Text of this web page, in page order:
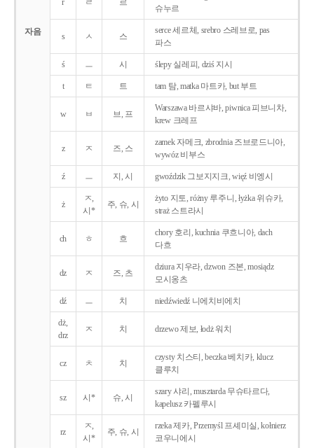
자음
r ㄹ 르
슈누르
s ㅅ 스
serce 세르체, srebro 스레브로, pas
파스
ś ㅡ 시 ślepy 실레피, dziś 지시
t ㅌ 트 tam 탐, matka 마트카, but 부트
w ㅂ 브, 프
Warszawa 바르샤바, piwnica 피브니차,
krew 크레프
z ㅈ 즈, 스
zamek 자메크, zbrodnia 즈브로드니아,
wywóz 비부스
ź ㅡ 지, 시 gwoździk 그보지지크, więź 비엥시
ż
ㅈ,
시*
주, 슈, 시
żyto 지토, różny 루주니, łyżka 위슈카,
straż 스트라시
ch ㅎ 흐
chory 호리, kuchnia 쿠흐니아, dach
다흐
dz ㅈ 즈, 츠
dziura 지우라, dzwon 즈본, mosiądz
모시옹츠
dź ㅡ 치 niedźwiedź 니에치비에치
dż,
drz
ㅈ 치 drzewo 제보, łodż 워치
cz ㅊ 치
czysty 치스티, beczka 베치카, klucz
클루치
sz 시* 슈, 시
szary 샤리, musztarda 무슈타르다,
kapelusz 카펠루시
rz
ㅈ,
시*
주, 슈, 시
rzeka 제카, Przemyśl 프셰미실, kołnierz
코우니에시